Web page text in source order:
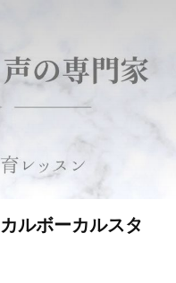
ルボーカルスタ